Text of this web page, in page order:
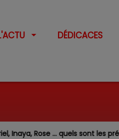
DÉDICACES
quels sont les prénoms plus